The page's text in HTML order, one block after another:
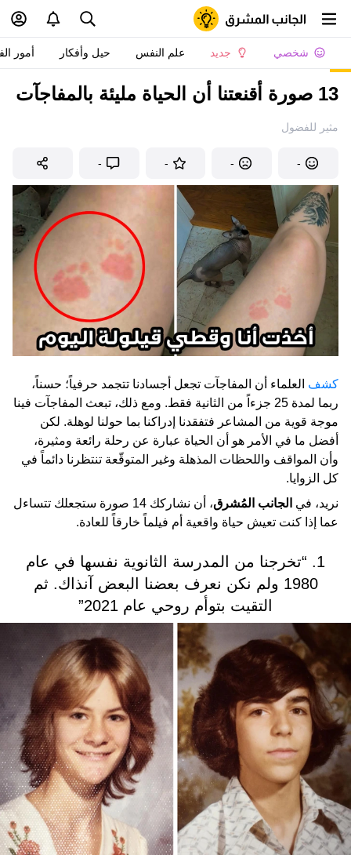
شخصي جديد علم النفس حيل وأفكار أمور
13 صورة أقنعتنا أن الحياة مليئة بالمفاجآت
مثير للفضول
-
-
-
-
كشف العلماء أن المفاجآت تجعل أجسادنا تتجمد حرفياً؛ حسناً،
ربما لمدة 25 جزءاً من الثانية فقط. ومع ذلك، تبعث المفاجآت فينا
موجة قوية من المشاعر فتفقدنا إدراكنا بما حولنا لوهلة. لكن
أفضل ما في الأمر هو أن الحياة عبارة عن رحلة رائعة ومثيرة،
وأن المواقف واللحظات المذهلة وغير المتوقّعة تنتظرنا دائماً في
كل الزوايا.
نريد، في الجانب المُشرق
، أن نشاركك 14 صورة ستجعلك تتساءل
عما إذا كنت تعيش حياة واقعية أم فيلماً خارقاً للعادة.
1. “تخرجنا من المدرسة الثانوية نفسها في عام
1980 ولم نكن نعرف بعضنا البعض آنذاك. ثم
التقيت بتوأم روحي عام 2021”